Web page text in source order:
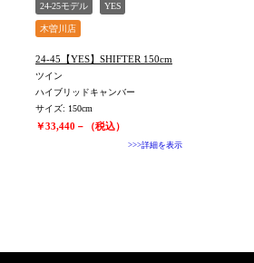
24-25モデル YES
木曽川店
24-45【YES】SHIFTER 150cm
ツイン
ハイブリッドキャンバー
サイズ: 150cm
￥33,440－（税込）
>>>詳細を表示